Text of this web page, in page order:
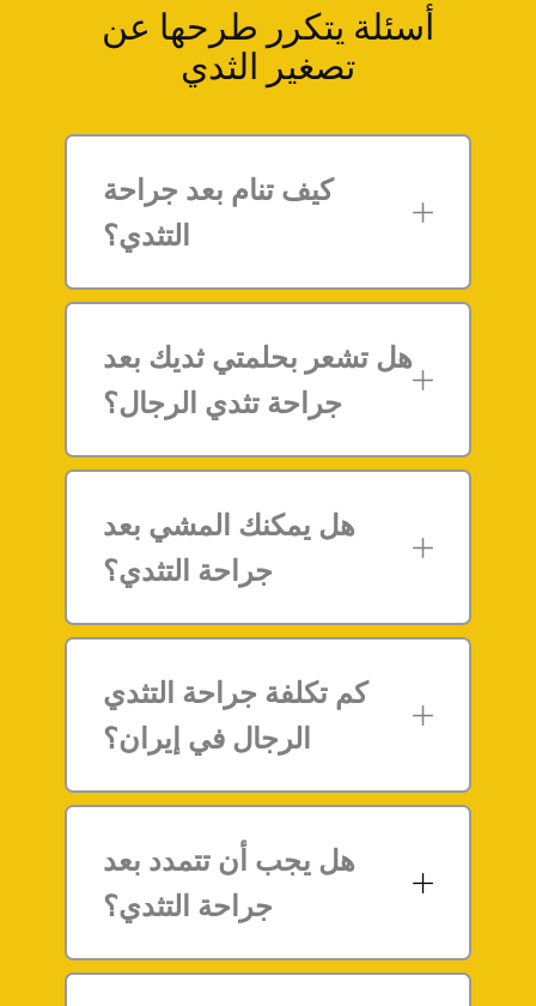
أسئلة يتكرر طرحها عن
تصغير الثدي
كيف تنام بعد جراحة
التثدي؟
هل تشعر بحلمتي ثديك بعد
جراحة تثدي الرجال؟
هل يمكنك المشي بعد
جراحة التثدي؟
كم تكلفة جراحة التثدي
الرجال في إيران؟
هل يجب أن تتمدد بعد
جراحة التثدي؟